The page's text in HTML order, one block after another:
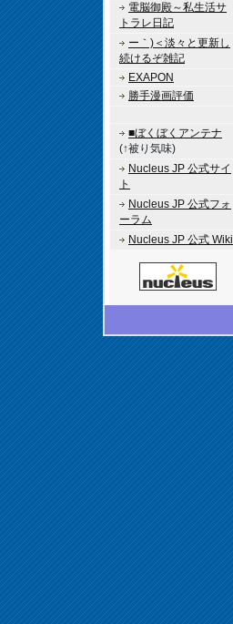
電脳御殿～私生活サ
トラレ日記
ー｀)＜淡々と更新し
続けるぞ雑記
EXAPON
勝手漫画評価
■ぼくぼくアンテナ
(↑被り気味)
Nucleus JP 公式サイ
ト
Nucleus JP 公式フォ
ーラム
Nucleus JP 公式 Wiki